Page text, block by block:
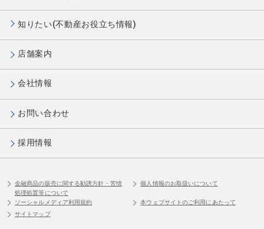
知りたい(不動産お役立ち情報)
店舗案内
会社情報
お問い合わせ
採用情報
金融商品の販売に関する勧誘方針・苦情
処理処置等について
個人情報のお取扱いについて
ソーシャルメディア利用規約
本ウェブサイトのご利用にあたって
サイトマップ